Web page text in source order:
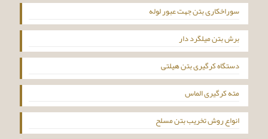
سوراخکاری بتن جهت عبور لوله
برش بتن میلگرد دار
دستگاه کرگیری بتن هیلتی
مته کرگیری الماس
انواع روش تخریب بتن مسلح